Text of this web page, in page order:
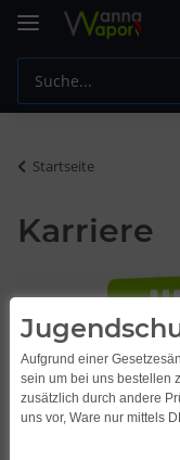
Startseite
Karriere
Aufgrund einer
sein um bei uns bestellen
zusätzlich durch andere
uns vor, Ware nur mittels